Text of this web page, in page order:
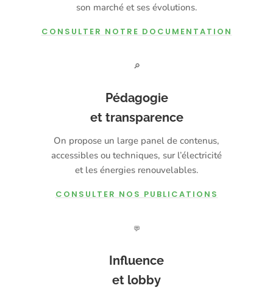
son marché et ses évolutions.
CONSULTER NOTRE DOCUMENTATION
🔎
Pédagogie
et transparence
On propose un large panel de contenus,
accessibles ou techniques, sur l’électricité
et les énergies renouvelables.
CONSULTER NOS PUBLICATIONS
💬
Influence
et lobby